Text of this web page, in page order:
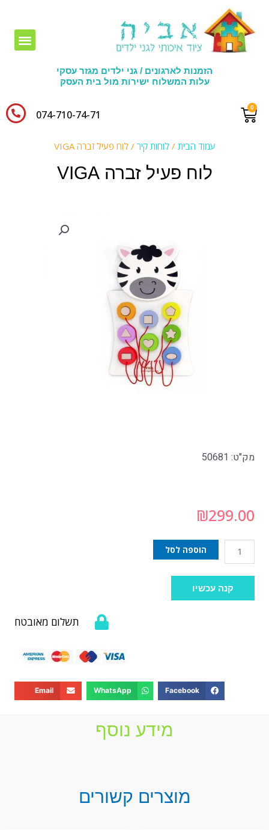
הזמנות לארגונים / גני ילדים מגזר עסקי
עלות המשלוח ישירות מול בית העסק
074-710-74-71​
עמוד הבית /לוחות קיר / לוח פעיל זברה VIGA
לוח פעיל זברה VIGA
מק"ט: 50681
₪299.00
הוספה לסל
קנה עכשיו
תשלום מאובטח
Facebook
WhatsApp
Email
מידע נוסף
מוצרים קשורים